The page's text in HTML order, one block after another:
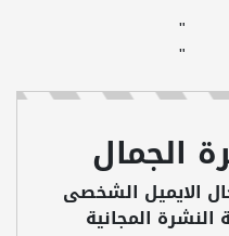
"
"
الجمال
الايميل الشخصى
النشرة المجانية